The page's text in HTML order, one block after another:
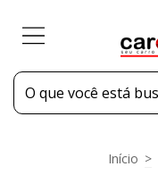
Início >